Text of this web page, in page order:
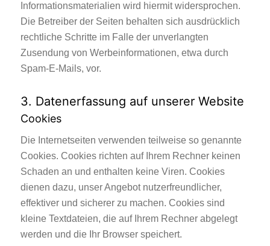
Informationsmaterialien wird hiermit widersprochen.
Die Betreiber der Seiten behalten sich ausdrücklich
rechtliche Schritte im Falle der unverlangten
Zusendung von Werbeinformationen, etwa durch
Spam-E-Mails, vor.
3. Datenerfassung auf unserer Website
Cookies
Die Internetseiten verwenden teilweise so genannte
Cookies. Cookies richten auf Ihrem Rechner keinen
Schaden an und enthalten keine Viren. Cookies
dienen dazu, unser Angebot nutzerfreundlicher,
effektiver und sicherer zu machen. Cookies sind
kleine Textdateien, die auf Ihrem Rechner abgelegt
werden und die Ihr Browser speichert.